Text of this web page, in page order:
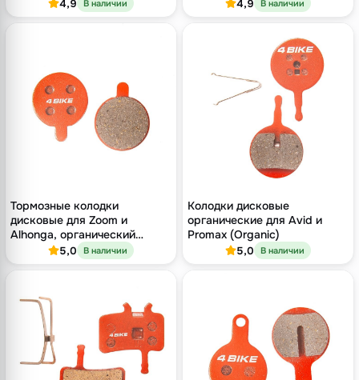
4,9 В наличии 4,9 В наличии
Тормозные колодки
дисковые для Zoom и
Alhonga, органический
компаунд5,0 В наличии
Колодки дисковые
органические для Avid и
Promax (Organic)
5,0 В наличии